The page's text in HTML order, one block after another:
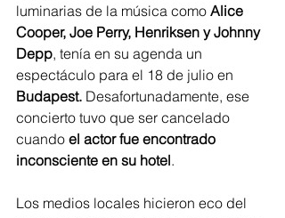
luminarias de la música como Alice
Cooper, Joe Perry, Henriksen y Johnny
Depp, tenía en su agenda un
espectáculo para el 18 de julio en
Budapest. Desafortunadamente, ese
concierto tuvo que ser cancelado
cuando el actor fue encontrado
inconsciente en su hotel.
Los medios locales hicieron eco del